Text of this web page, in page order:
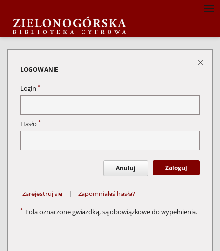
LOGOWANIE
Login *
Hasło *
Anuluj Zaloguj
Zarejestruj się | Zapomniałeś hasła?
* Pola oznaczone gwiazdką, są obowiązkowe do wypełnienia.